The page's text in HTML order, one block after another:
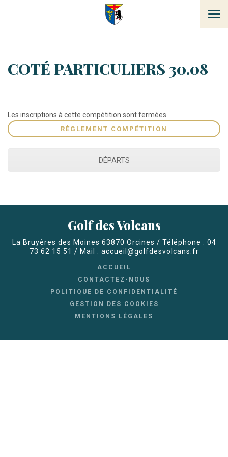
COTÉ PARTICULIERS 30.08
Les inscriptions à cette compétition sont fermées.
RÈGLEMENT COMPÉTITION
DÉPARTS
Golf des Volcans
La Bruyères des Moines 63870 Orcines / Téléphone : 04
73 62 15 51 / Mail : accueil@golfdesvolcans.fr
ACCUEIL
CONTACTEZ-NOUS
POLITIQUE DE CONFIDENTIALITÉ
GESTION DES COOKIES
MENTIONS LÉGALES